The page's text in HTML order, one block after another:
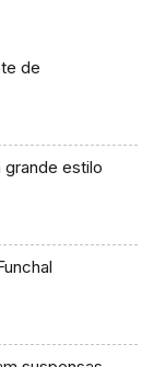
de
grande estilo